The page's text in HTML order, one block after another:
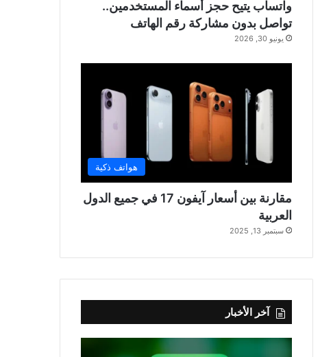
واتساب يتيح حجز أسماء المستخدمين..
تواصل بدون مشاركة رقم الهاتف
يونيو 30, 2026
هواتف ذكية
مقارنة بين أسعار آيفون 17 في جميع الدول
العربية
سبتمبر 13, 2025
آخر الأخبار